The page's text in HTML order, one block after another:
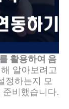
활용하여 음
알아보려고
정하는지 모
준비했습니다.